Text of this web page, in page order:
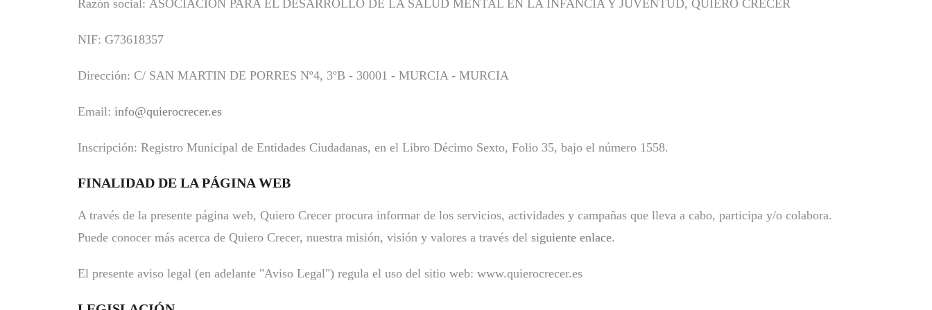
Razón social: ASOCIACIÓN PARA EL DESARROLLO DE LA SALUD MENTAL EN LA INFANCIA Y JUVENTUD, QUIERO CRECER
NIF: G73618357
Dirección: C/ SAN MARTIN DE PORRES Nº4, 3ºB - 30001 - MURCIA - MURCIA
Email: info@quierocrecer.es
Inscripción: Registro Municipal de Entidades Ciudadanas, en el Libro Décimo Sexto, Folio 35, bajo el número 1558.
FINALIDAD DE LA PÁGINA WEB
A través de la presente página web, Quiero Crecer procura informar de los servicios, actividades y campañas que lleva a cabo, participa y/o colabora.
Puede conocer más acerca de Quiero Crecer, nuestra misión, visión y valores a través del siguiente enlace.
El presente aviso legal (en adelante "Aviso Legal") regula el uso del sitio web: www.quierocrecer.es